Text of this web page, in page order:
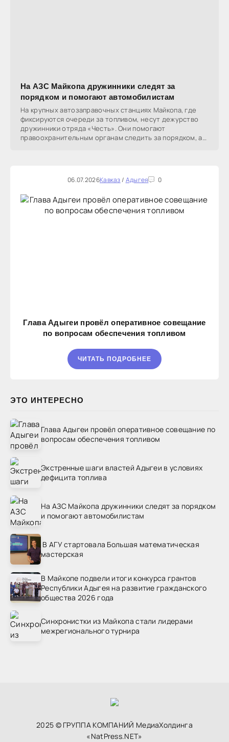
На АЗС Майкопа дружинники следят за
порядком и помогают автомобилистам
На крупных автозаправочных станциях Майкопа, где
фиксируются очереди за топливом, несут дежурство
дружинники отряда «Честь». Они помогают
правоохранительным органам следить за порядком, а
06.07.2026Кавказ/ Адыгея 0
Глава Адыгеи провёл оперативное совещание
по вопросам обеспечения топливом
ЧИТАТЬ ПОДРОБНЕЕ
ЭТО ИНТЕРЕСНО
Глава Адыгеи провёл оперативное совещание по
вопросам обеспечения топливом
Экстренные шаги властей Адыгеи в условиях
дефицита топлива
На АЗС Майкопа дружинники следят за порядком
и помогают автомобилистам
В АГУ стартовала Большая математическая
мастерская
В Майкопе подвели итоги конкурса грантов
Республики Адыгея на развитие гражданского
общества 2026 года
Синхронистки из Майкопа стали лидерами
межрегионального турнира
2025 © ГРУППА КОМПАНИЙ МедиаХолдинга
«NatPress.NET»